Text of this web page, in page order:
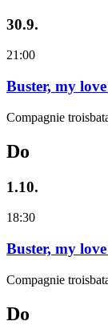
30.9.
21:00
Buster, my
Compagnie
Do
1.10.
18:30
Buster, my
Compagnie
Do